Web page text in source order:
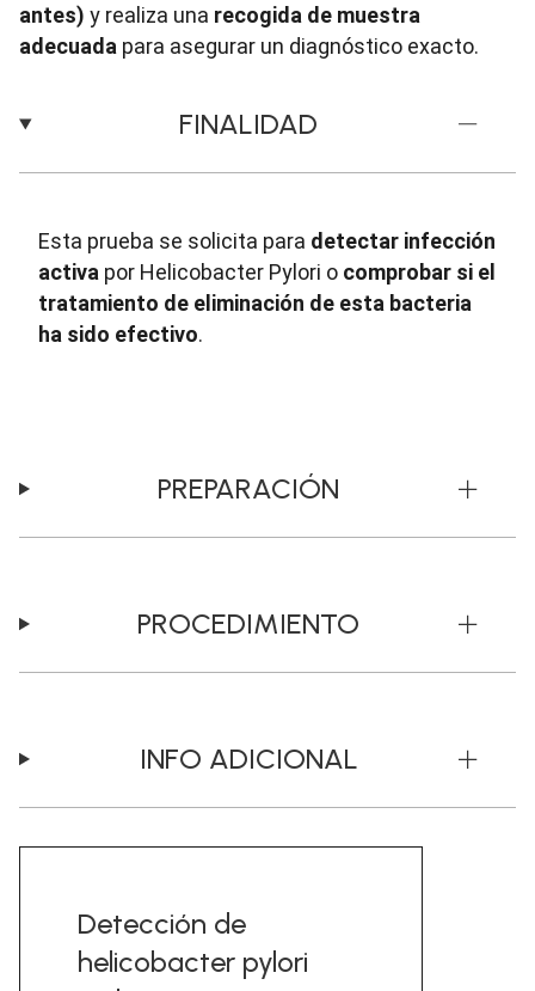
antes) y realiza una recogida de muestra
adecuada para asegurar un diagnóstico exacto.
FINALIDAD
Esta prueba se solicita para detectar infección
activa por Helicobacter Pylori o comprobar si el
tratamiento de eliminación de esta bacteria
ha sido efectivo.
PREPARACIÓN
PROCEDIMIENTO
INFO ADICIONAL
Detección de
helicobacter pylori